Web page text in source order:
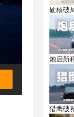
硬核破
炮启新
猎鹰破